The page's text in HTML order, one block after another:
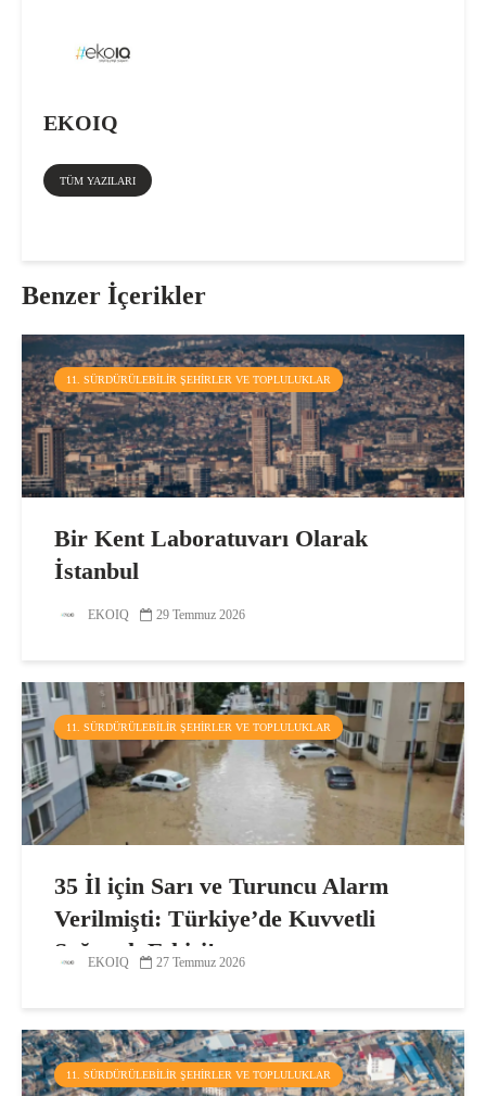
EKOIQ
TÜM YAZILARI
Benzer İçerikler
11. SÜRDÜRÜLEBILIR ŞEHIRLER VE TOPLULUKLAR
Bir Kent Laboratuvarı Olarak
İstanbul
EKOIQ 29 Temmuz 2026
11. SÜRDÜRÜLEBILIR ŞEHIRLER VE TOPLULUKLAR
35 İl için Sarı ve Turuncu Alarm
Verilmişti: Türkiye’de Kuvvetli
Sağanak Etkisi!
EKOIQ 27 Temmuz 2026
11. SÜRDÜRÜLEBILIR ŞEHIRLER VE TOPLULUKLAR